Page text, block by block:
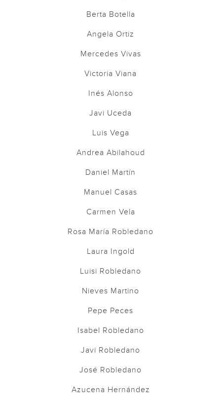
Berta Botella
Angela Ortiz
Mercedes Vivas
Victoria Viana
Inés Alonso
Javi Uceda
Luis Vega
Andrea Abilahoud
Daniel Martín
Manuel Casas
Carmen Vela
Rosa María Robledano
Laura Ingold
Luisi Robledano
Nieves Martino
Pepe Peces
Isabel Robledano
Javi Robledano
José Robledano
Azucena Hernández